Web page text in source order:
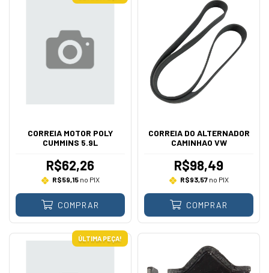
CORREIA MOTOR POLY
CUMMINS 5.9L
R$62,26
R$59,15no PIX
COMPRAR
CORREIA DO ALTERNADOR
CAMINHAO VW
R$98,49
R$93,57no PIX
COMPRAR
ÚLTIMA PEÇA!